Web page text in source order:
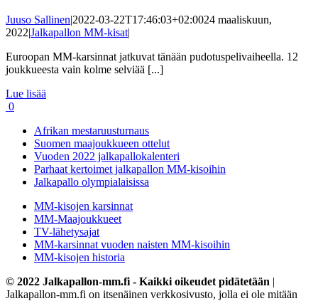
Juuso Sallinen|2022-03-22T17:46:03+02:0024 maaliskuun,
2022|Jalkapallon MM-kisat|
Euroopan MM-karsinnat jatkuvat tänään pudotuspelivaiheella. 12
joukkueesta vain kolme selviää [...]
Lue lisää
0
Afrikan mestaruusturnaus
Suomen maajoukkueen ottelut
Vuoden 2022 jalkapallokalenteri
Parhaat kertoimet jalkapallon MM-kisoihin
Jalkapallo olympialaisissa
MM-kisojen karsinnat
MM-Maajoukkueet
TV-lähetysajat
MM-karsinnat vuoden naisten MM-kisoihin
MM-kisojen historia
© 2022 Jalkapallon-mm.fi - Kaikki oikeudet pidätetään |
Jalkapallon-mm.fi on itsenäinen verkkosivusto, jolla ei ole mitään